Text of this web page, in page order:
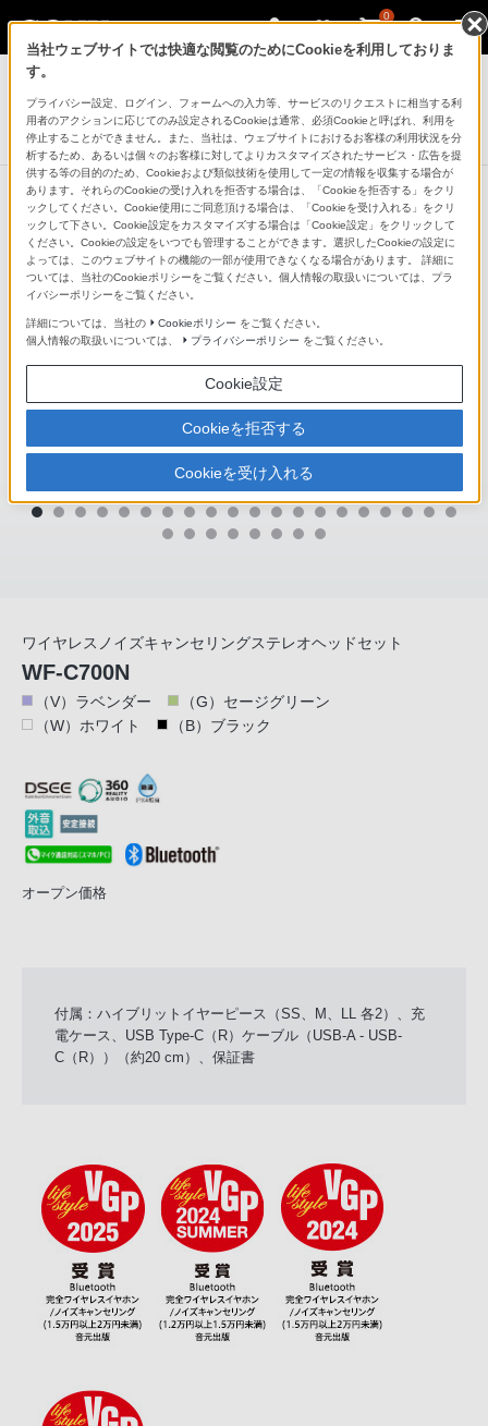
0
ヘッドホン
ワイヤレスノイズキャンセリングステレオヘッドセット
WF-C700N
ワイヤレスノイズキャンセリングステレオヘッドセット
WF-C700N
（V）ラベンダー
（G）セージグリーン
（W）ホワイト
（B）ブラック
オープン価格
付属：ハイブリットイヤーピース（SS、M、LL 各2）、充
電ケース、USB Type-C（R）ケーブル（USB-A - USB-
C（R））（約20 cm）、保証書
当社ウェブサイトでは快適な閲覧のためにCookieを利用しておりま
す。
プライバシー設定、ログイン、フォームへの入力等、サービスのリクエストに相当する利
用者のアクションに応じてのみ設定されるCookieは通常、必須Cookieと呼ばれ、利用を
停止することができません。また、当社は、ウェブサイトにおけるお客様の利用状況を分
析するため、あるいは個々のお客様に対してよりカスタマイズされたサービス・広告を提
供する等の目的のため、Cookieおよび類似技術を使用して一定の情報を収集する場合が
あります。それらのCookieの受け入れを拒否する場合は、「Cookieを拒否する」をクリ
ックしてください。Cookie使用にご同意頂ける場合は、「Cookieを受け入れる」をクリ
ックして下さい。Cookie設定をカスタマイズする場合は「Cookie設定」をクリックして
ください。Cookieの設定をいつでも管理することができます。選択したCookieの設定に
よっては、このウェブサイトの機能の一部が使用できなくなる場合があります。 詳細に
ついては、当社のCookieポリシーをご覧ください。個人情報の取扱いについては、プラ
イバシーポリシーをご覧ください。
詳細については、当社の Cookieポリシー をご覧ください。
個人情報の取扱いについては、
プライバシーポリシー をご覧ください。
Cookie設定
Cookieを拒否する
Cookieを受け入れる